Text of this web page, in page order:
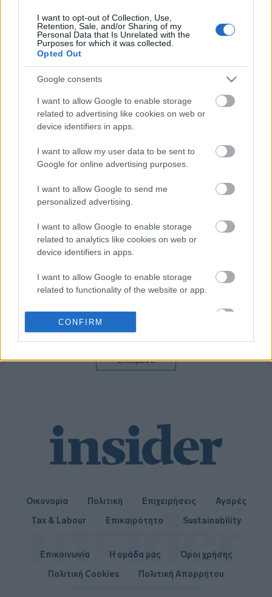
I want to opt-out of Collection, Use,
Retention, Sale, and/or Sharing of my
Personal Data that Is Unrelated with the
Purposes for which it was collected.
Opted Out
Google consents
I want to allow Google to enable storage
related to advertising like cookies on web or
device identifiers in apps.
I want to allow my user data to be sent to
Google for online advertising purposes.
I want to allow Google to send me
personalized advertising.
I want to allow Google to enable storage
related to analytics like cookies on web or
device identifiers in apps.
I want to allow Google to enable storage
related to functionality of the website or app.
I want to allow Google to enable storage
related to personalization.
related to security, including authentication
CONFIRM
Κρασί: Το «κοκτέιλ»
προκλήσεων και ο
κίνδυνος των δασμών
– Πώς οχυρώνονται οι
πρωταγωνιστές
08-04-2025 00:29
Νέα ξενοδοχεία Hilton
ΤΕ.ΜΕΣ.: Αυξημένα
«τρέχει» το real
estate – Προχωρούν
οι επενδύσεις
The Ilisian: Mega suite
400 τ.μ., κατοικίες και
σύγχρονη λέσχη μελών
θα περιλαμβάνει το
Επόμενο
Οικονομία Πολιτική Επιχειρήσεις
Αγορές
Tax & Labour
Επικαιρότητα Sustainability
Επικοινωνία Η ομάδα μας
Όροι χρήσης
Πολιτική Cookies
Πολιτική Απορρήτου